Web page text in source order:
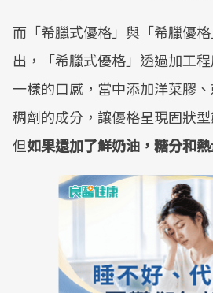
而「希臘式優格」與「希臘優
出，「希臘式優格」透過加工
一樣的口感，當中添加洋菜膠
稠劑的成分，讓優格呈現固狀
但如果還加了鮮奶油，糖分和